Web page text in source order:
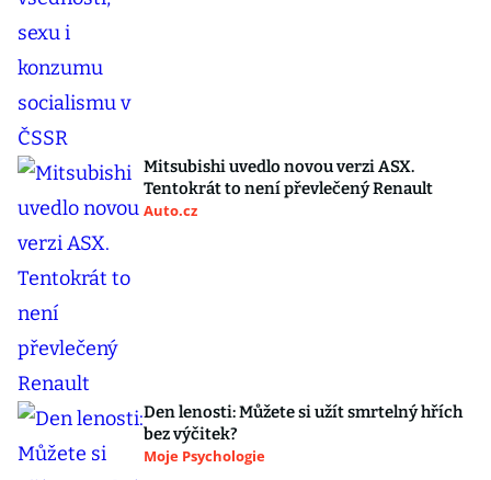
Mitsubishi uvedlo novou verzi ASX.
Tentokrát to není převlečený Renault
Auto.cz
Den lenosti: Můžete si užít smrtelný hřích
bez výčitek?
Moje Psychologie